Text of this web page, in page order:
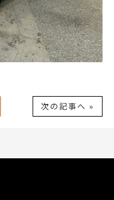
次の記事へ »